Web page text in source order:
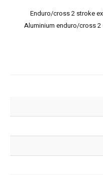
Enduro/cross 2 stroke
Aluminium enduro/cross 2